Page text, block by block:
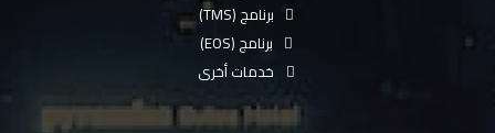
برنامج (TMS)
برنامج (EOS)
خدمات أخرى